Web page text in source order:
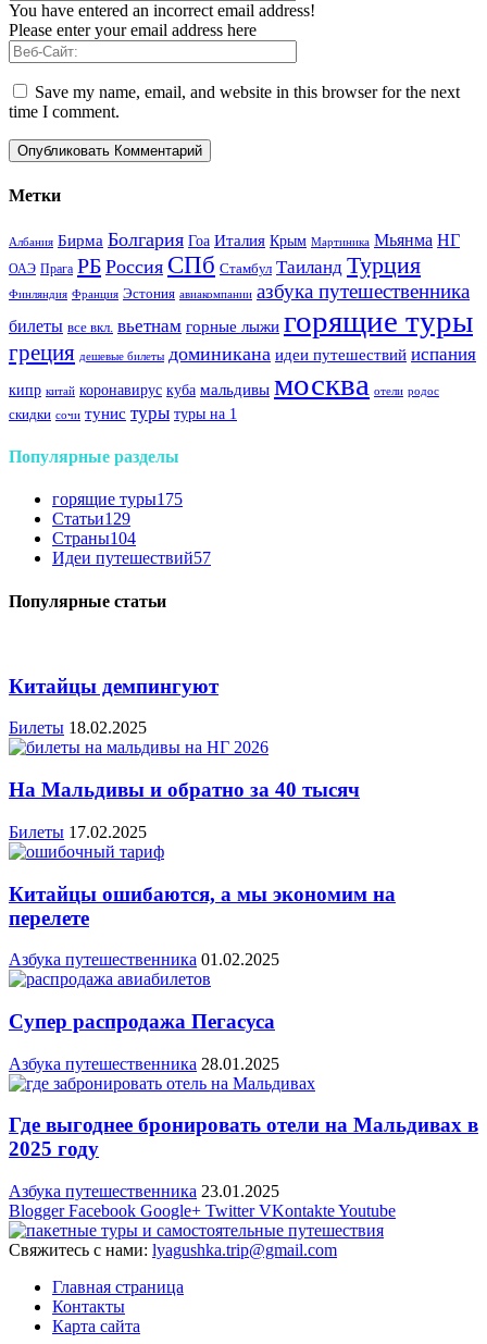
You have entered an incorrect email address!
Please enter your email address here
Save my name, email, and website in this browser for the next
time I comment.
Метки
Албания Бирма Болгария Гоа Италия Крым Мартиника Мьянма НГ
ОАЭ Прага РБ Россия СПб Стамбул Таиланд Турция
Финляндия Франция Эстония авиакомпании азбука путешественника
билеты все вкл. вьетнам горные лыжи горящие туры
греция дешевые билеты доминикана идеи путешествий испания
кипр китай коронавирус куба мальдивы москва отели родос
скидки сочи тунис туры туры на 1
Популярные разделы
горящие туры175
Статьи129
Страны104
Идеи путешествий57
Популярные статьи
Китайцы демпингуют
Билеты 18.02.2025
На Мальдивы и обратно за 40 тысяч
Билеты 17.02.2025
Китайцы ошибаются, а мы экономим на
перелете
Азбука путешественника 01.02.2025
Супер распродажа Пегасуса
Азбука путешественника 28.01.2025
Где выгоднее бронировать отели на Мальдивах в
2025 году
Азбука путешественника 23.01.2025
Blogger Facebook Google+ Twitter VKontakteYoutube
Свяжитесь с нами: lyagushka.trip@gmail.com
Главная страница
Контакты
Карта сайта